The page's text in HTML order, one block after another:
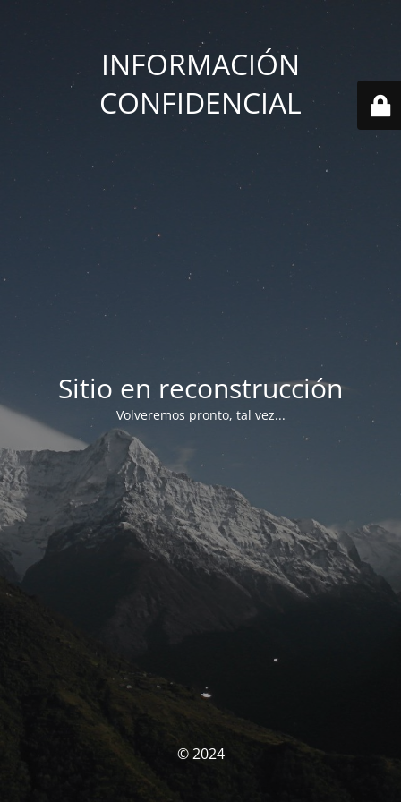
INFORMACIÓN
CONFIDENCIAL
Sitio en reconstrucción
Volveremos pronto, tal vez...
© 2024